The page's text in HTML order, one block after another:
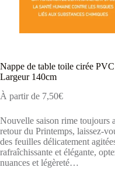
Nappe de table toile cirée
Largeur 140cm
À partir de 7,50€
Nouvelle saison rime toujours
retour du Printemps, laissez-
des feuilles délicatement
rafraîchissante et élégante,
nuances et légèreté…